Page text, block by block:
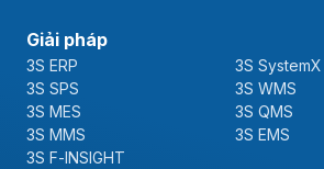
Giải pháp
3S ERP
3S SystemX
3S SPS
3S WMS
3S MES
3S QMS
3S MMS
3S EMS
3S F-INSIGHT